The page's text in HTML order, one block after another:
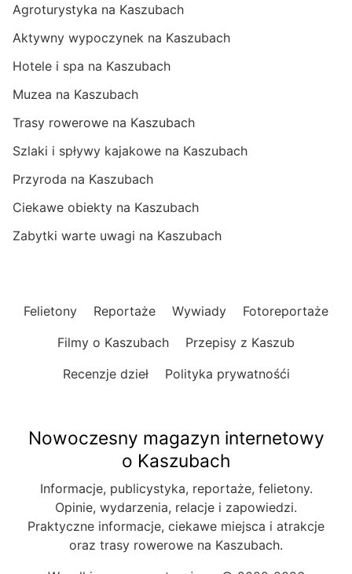
Agroturystyka na Kaszubach
Aktywny wypoczynek na Kaszubach
Hotele i spa na Kaszubach
Muzea na Kaszubach
Trasy rowerowe na Kaszubach
Szlaki i spływy kajakowe na Kaszubach
Przyroda na Kaszubach
Ciekawe obiekty na Kaszubach
Zabytki warte uwagi na Kaszubach
Felietony Reportaże Wywiady
Fotoreportaże
Filmy o Kaszubach
Przepisy z Kaszub
Recenzje dzieł
Polityka prywatnośći
Nowoczesny magazyn internetowy
o Kaszubach
Informacje, publicystyka, reportaże, felietony.
Opinie, wydarzenia, relacje i zapowiedzi.
Praktyczne informacje, ciekawe miejsca i atrakcje
oraz trasy rowerowe na Kaszubach.